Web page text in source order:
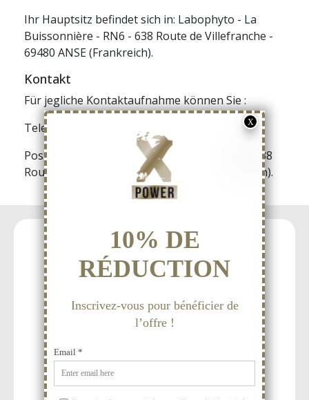
Ihr Hauptsitz befindet sich in: Labophyto - La
Buissonnière - RN6 - 638 Route de Villefranche -
69480 ANSE (Frankreich).
Kontakt
Für jegliche Kontaktaufnahme können Sie :
Telefon: +33 4 11 62 47 52.
Post: LABOPHYTO - La Buissonnière - RN6 - 638
Route de Villefranche - 69480 ANSE (Frankreich).
15 Jahre Erfahrung
der Sexualität gewidmet ist.
innerhalb von 48 Stunden.